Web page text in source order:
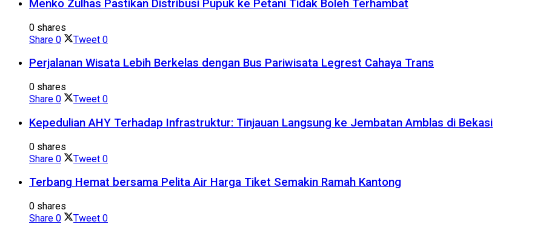
Menko Zulhas Pastikan Distribusi Pupuk ke Petani Tidak Boleh Terhambat
0 shares
Share 0 Tweet 0
Perjalanan Wisata Lebih Berkelas dengan Bus Pariwisata Legrest Cahaya Trans
0 shares
Share 0 Tweet 0
Kepedulian AHY Terhadap Infrastruktur: Tinjauan Langsung ke Jembatan Amblas di Bekasi
0 shares
Share 0 Tweet 0
Terbang Hemat bersama Pelita Air Harga Tiket Semakin Ramah Kantong
0 shares
Share 0 Tweet 0